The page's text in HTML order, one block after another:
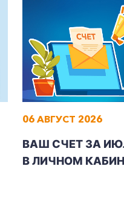
06 АВГУСТ 2026
ВАШ СЧЕТ ЗА
В ЛИЧНОМ